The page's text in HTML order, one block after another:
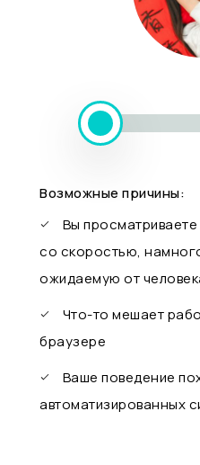
Возможные причины:
Вы просматриваете
со скоростью,
ожидаемую от
Что-то мешает
браузере
Ваше поведение
автоматизированных